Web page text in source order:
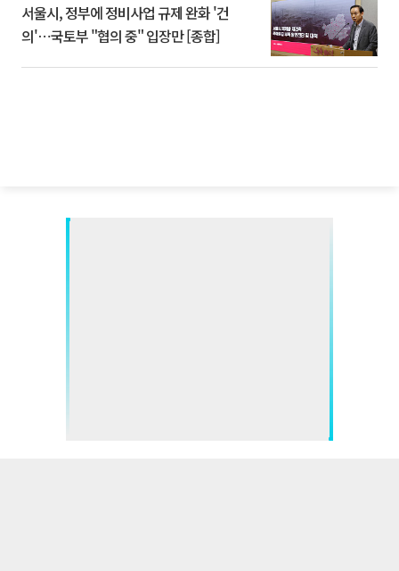
서울시, 정부에 정비사업 규제 완화 '건
의'⋯국토부 "협의 중" 입장만 [종합]